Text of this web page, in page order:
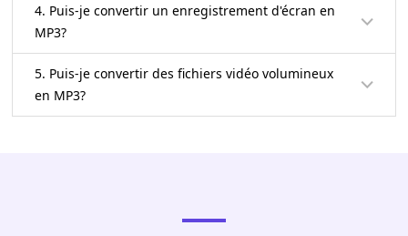
4. Puis-je convertir un enregistrement d'écran en
MP3?
5. Puis-je convertir des fichiers vidéo volumineux
en MP3?